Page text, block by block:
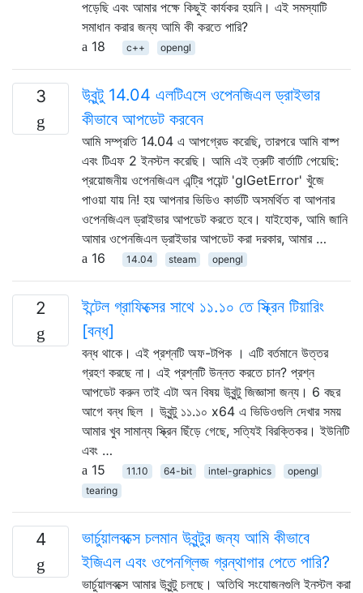
পড়েছি এবং আমার পক্ষে কিছুই কার্যকর হয়নি। এই সমস্যাটি
সমাধান করার জন্য আমি কী করতে পারি?
18
c++ opengl
3
উবুন্টু 14.04 এলটিএসে ওপেনজিএল ড্রাইভার
কীভাবে আপডেট করবেন
আমি সম্প্রতি 14.04 এ আপগ্রেড করেছি, তারপরে আমি বাষ্প
এবং টিএফ 2 ইনস্টল করেছি। আমি এই ত্রুটি বার্তাটি পেয়েছি:
প্রয়োজনীয় ওপেনজিএল এন্ট্রি পয়েন্ট 'glGetError' খুঁজে
পাওয়া যায় নি! হয় আপনার ভিডিও কার্ডটি অসমর্থিত বা আপনার
ওপেনজিএল ড্রাইভার আপডেট করতে হবে। যাইহোক, আমি জানি
আমার ওপেনজিএল ড্রাইভার আপডেট করা দরকার, আমার …
16
14.04 steam opengl
2
ইন্টেল গ্রাফিক্সের সাথে ১১.১০ তে স্ক্রিন টিয়ারিং
[বন্ধ]
বন্ধ থাকে। এই প্রশ্নটি অফ-টপিক । এটি বর্তমানে উত্তর
গ্রহণ করছে না। এই প্রশ্নটি উন্নত করতে চান? প্রশ্ন
আপডেট করুন তাই এটা অন বিষয় উবুন্টু জিজ্ঞাসা জন্য। 6 বছর
আগে বন্ধ ছিল । উবুন্টু ১১.১০ x64 এ ভিডিওগুলি দেখার সময়
আমার খুব সামান্য স্ক্রিন ছিঁড়ে গেছে, সত্যিই বিরক্তিকর। ইউনিটি
এবং …
15
11.10 64-bit intel-graphics
opengl
tearing
4
ভার্চুয়ালবক্সে চলমান উবুন্টুর জন্য আমি কীভাবে
ইজিএল এবং ওপেনগ্লিজ গ্রন্থাগার পেতে পারি?
ভার্চুয়ালবক্সে আমার উবুন্টু চলছে। অতিথি সংযোজনগুলি ইনস্টল করা